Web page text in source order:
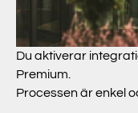
Du aktiverar
Premium.
Processen är enkel